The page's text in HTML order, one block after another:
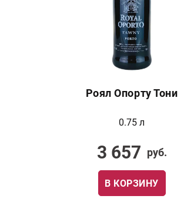
Роял Опорту Тони
0.75 л
3 657 руб.
В КОРЗИНУ